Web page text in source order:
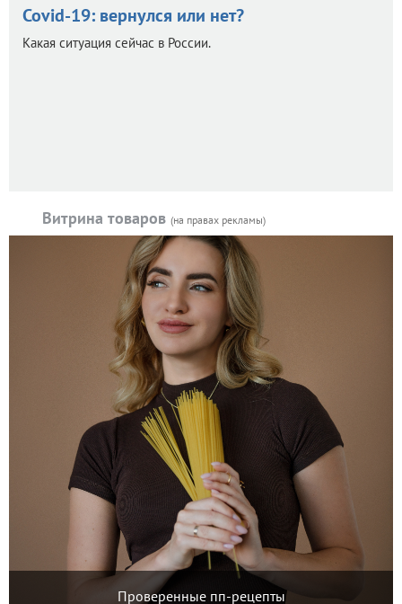
Covid-19: вернулся или нет?
Какая ситуация сейчас в России.
Витрина товаров (на правах рекламы)
Проверенные пп-рецепты